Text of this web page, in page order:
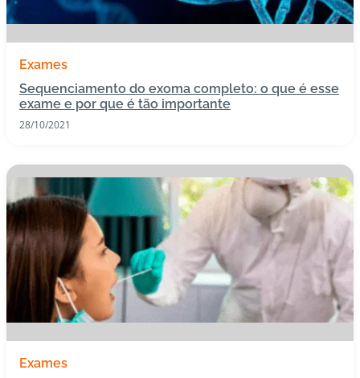
m
u
n
o
ol
gi
c
Pl
a
n
o
Exames
Sequenciamento do exoma completo: o que é esse
exame e por que é tão importante
28/10/2021
Exames